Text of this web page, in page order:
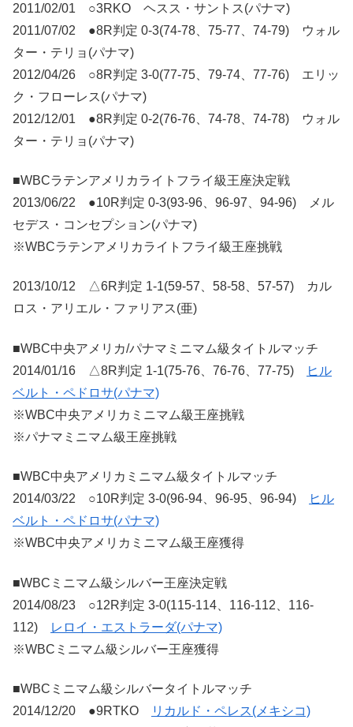
2011/02/01 ○3RKO ヘスス・サントス(パナマ)
2011/07/02 ●8R判定 0-3(74-78、75-77、74-79) ウォル
ター・テリョ(パナマ)
2012/04/26 ○8R判定 3-0(77-75、79-74、77-76) エリッ
ク・フローレス(パナマ)
2012/12/01 ●8R判定 0-2(76-76、74-78、74-78) ウォル
ター・テリョ(パナマ)
■WBCラテンアメリカライトフライ級王座決定戦
2013/06/22 ●10R判定 0-3(93-96、96-97、94-96) メル
セデス・コンセプション(パナマ)
※WBCラテンアメリカライトフライ級王座挑戦
2013/10/12 △6R判定 1-1(59-57、58-58、57-57) カル
ロス・アリエル・ファリアス(亜)
■WBC中央アメリカ/パナマミニマム級タイトルマッチ
2014/01/16 △8R判定 1-1(75-76、76-76、77-75)
ヒル
ベルト・ペドロサ(パナマ)
※WBC中央アメリカミニマム級王座挑戦
※パナマミニマム級王座挑戦
■WBC中央アメリカミニマム級タイトルマッチ
2014/03/22 ○10R判定 3-0(96-94、96-95、96-94)
ヒル
ベルト・ペドロサ(パナマ)
※WBC中央アメリカミニマム級王座獲得
■WBCミニマム級シルバー王座決定戦
2014/08/23 ○12R判定 3-0(115-114、116-112、116-
112)
レロイ・エストラーダ(パナマ)
※WBCミニマム級シルバー王座獲得
■WBCミニマム級シルバータイトルマッチ
2014/12/20 ●9RTKO
リカルド・ペレス(メキシコ)